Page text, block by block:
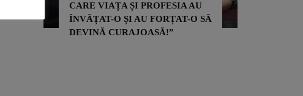
CARE VIAȚA ȘI PROFESIA AU
ÎNVĂȚAT-O ȘI AU FORȚAT-O SĂ
DEVINĂ CURAJOASĂ!”